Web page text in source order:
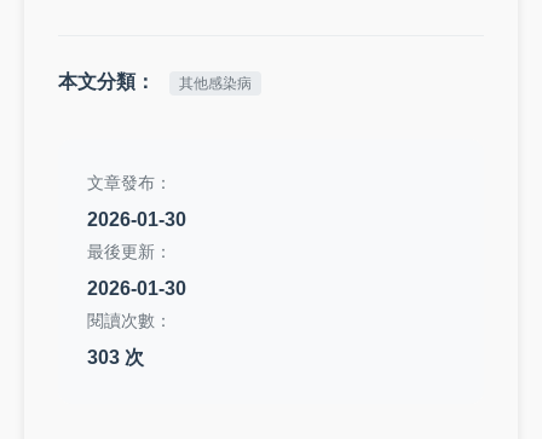
本文分類： 其他感染病
文章發布：
2026-01-30
最後更新：
2026-01-30
閱讀次數：
303 次